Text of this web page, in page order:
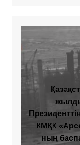
КМҚК
ның